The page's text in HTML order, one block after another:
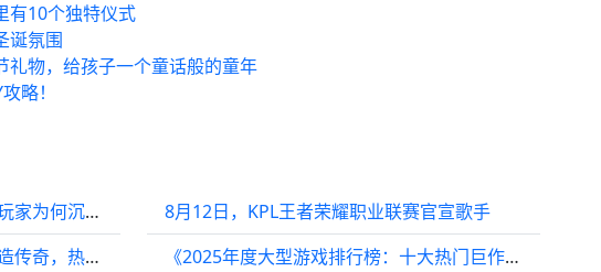
有10个独特仪式
诞氛围
礼物，给孩子一个童话般的童年
略！
2023年十大热门游戏深度评测：玩家为何沉迷这些爆款？
2024游戏盛宴：在虚拟世界中创造传奇，热梗与激情点燃玩家之梦！
8月12日，KPL王者荣耀职业联赛官宣歌手
《2025年度大型游戏排行榜：十大热门巨作盘点》